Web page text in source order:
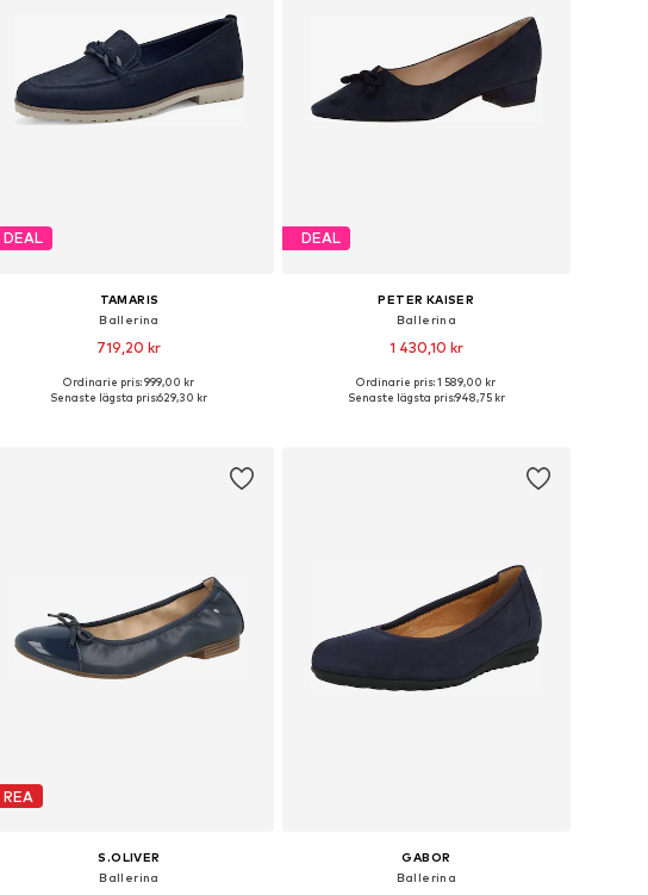
DEAL
TAMARIS
Ballerina
719,20 kr
+11
Tillgängliga storlekar: 36, 37, 38, 39, 40, 41
Ordinarie pris: 999,00 kr
Senaste lägsta pris:629,30 kr
DEAL
PETER KAISER
Ballerina
1 430,10 kr
Tillgänglig i många storlekar
Ordinarie pris: 1 589,00 kr
Senaste lägsta pris:948,75 kr
REA
S.OLIVER
Ballerina
GABOR
Ballerina